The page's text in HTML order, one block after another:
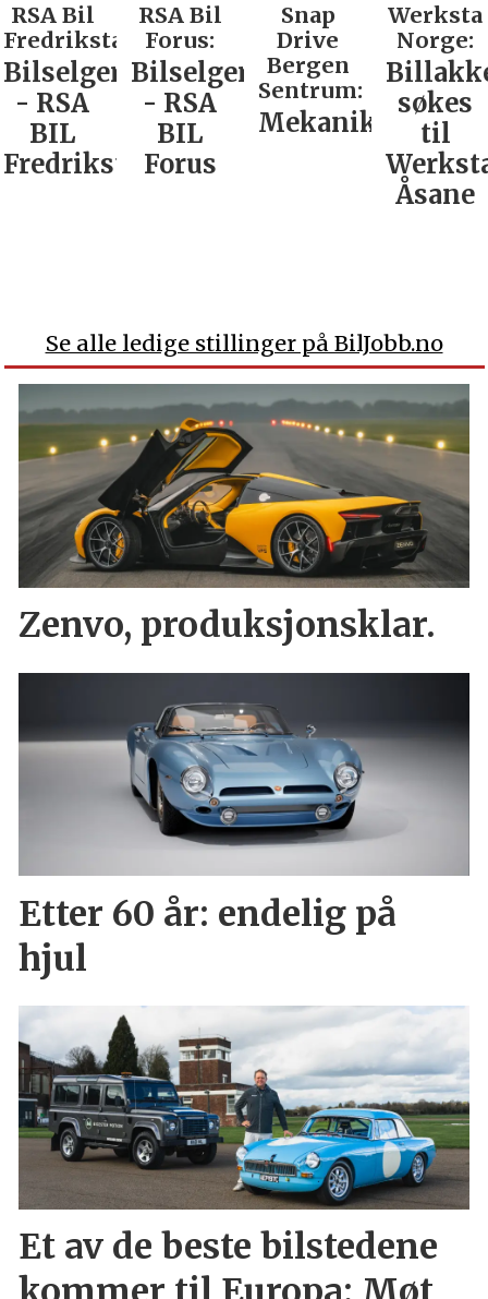
RSA Bil
Fredrikstad:
Bilselger
- RSA
BIL
Fredrikstad
RSA Bil
Forus:
Bilselger
- RSA
BIL
Forus
Snap
Drive
Bergen
Sentrum:
Mekaniker
Werksta
Norge:
søkes
til
Åsane
Se alle ledige stillinger på BilJobb.no
Zenvo, produksjonsklar.
Etter 60 år: endelig på
hjul
Et av de beste bilstedene